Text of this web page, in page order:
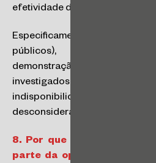
efetividade da indisponibilidade
Especificamente em relação a
públicos), a
demonstração de efetiva
investigados. Em
indisponibilidade
desconsideração da
8. Por que a NLIA está
parte da opinião pública,